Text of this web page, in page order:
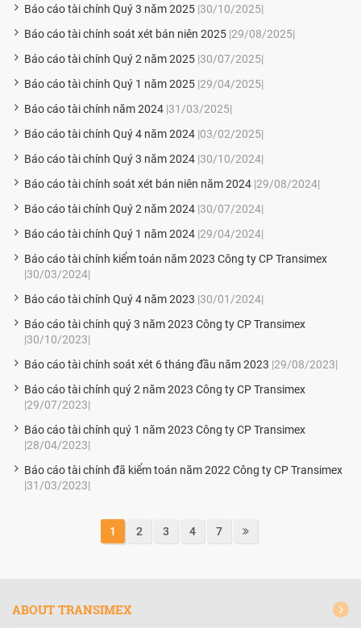
Báo cáo tài chính Quý 3 năm 2025 |30/10/2025|
Báo cáo tài chính soát xét bán niên 2025 |29/08/2025|
Báo cáo tài chính Quý 2 năm 2025 |30/07/2025|
Báo cáo tài chính Quý 1 năm 2025 |29/04/2025|
Báo cáo tài chính năm 2024 |31/03/2025|
Báo cáo tài chính Quý 4 năm 2024 |03/02/2025|
Báo cáo tài chính Quý 3 năm 2024 |30/10/2024|
Báo cáo tài chính soát xét bán niên năm 2024 |29/08/2024|
Báo cáo tài chính Quý 2 năm 2024 |30/07/2024|
Báo cáo tài chính Quý 1 năm 2024 |29/04/2024|
Báo cáo tài chính kiểm toán năm 2023 Công ty CP Transimex
|30/03/2024|
Báo cáo tài chính Quý 4 năm 2023 |30/01/2024|
Báo cáo tài chính quý 3 năm 2023 Công ty CP Transimex
|30/10/2023|
Báo cáo tài chính soát xét 6 tháng đầu năm 2023 |29/08/2023|
Báo cáo tài chính quý 2 năm 2023 Công ty CP Transimex
|29/07/2023|
Báo cáo tài chính quý 1 năm 2023 Công ty CP Transimex
|28/04/2023|
Báo cáo tài chính đã kiểm toán năm 2022 Công ty CP Transimex
|31/03/2023|
1 2 3 4 7
ABOUT TRANSIMEX